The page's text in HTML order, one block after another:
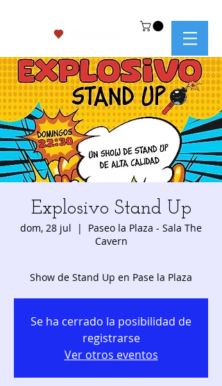
Explosivo Stand Up
dom, 28 jul
  |
Paseo la Plaza - Sala The
Cavern
Show de Stand Up en Pase la Plaza
Se ha cerrado la posibilidad de
registrarse
Ver otros eventos